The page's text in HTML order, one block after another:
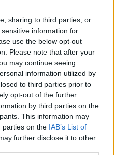
sharing to third parties, or
information for
use the below opt-out
Please note that after your
may continue seeing
information utilized by
to third parties prior to
opt-out of the further
by third parties on the
This information may
parties on the IAB’s List of
further disclose it to other
tonnellate di litio e
tonnellate. la capacità
coprire nove volte la
per i veicoli